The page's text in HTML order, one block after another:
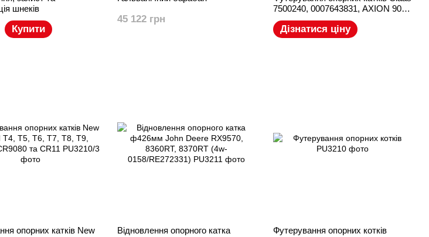
шнеків
Купити
45 122 грн
7500240, 0007643831, AXION 900
TERRA TRAC, Claas Lexion
Дізнатися ціну
опорних катків New
Відновлення опорного катка
Футерування опорних котків